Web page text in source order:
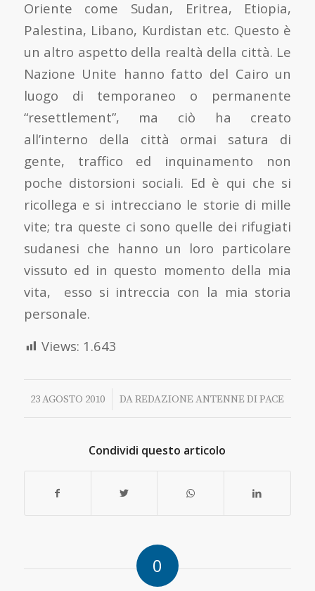
Oriente come Sudan, Eritrea, Etiopia,
Palestina, Libano, Kurdistan etc. Questo è
un altro aspetto della realtà della città. Le
Nazione Unite hanno fatto del Cairo un
luogo di temporaneo o permanente
“resettlement”, ma ciò ha creato
all’interno della città ormai satura di
gente, traffico ed inquinamento non
poche distorsioni sociali. Ed è qui che si
ricollega e si intrecciano le storie di mille
vite; tra queste ci sono quelle dei rifugiati
sudanesi che hanno un loro particolare
vissuto ed in questo momento della mia
vita, esso si intreccia con la mia storia
personale.
Views: 1.643
23 AGOSTO 2010
/ DAREDAZIONE ANTENNE DI PACE
Condividi questo articolo
0